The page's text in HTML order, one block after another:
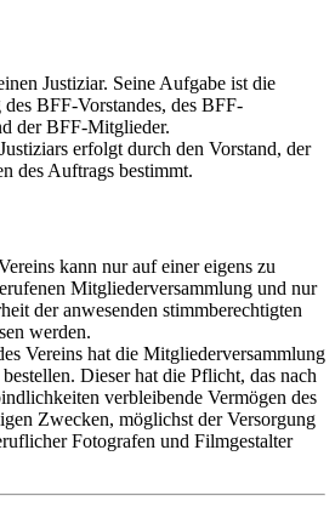
Justiziar. Seine Aufgabe ist die
BFF-Vorstandes, des BFF-
der BFF-Mitglieder.
erfolgt durch den Vorstand, der
des Auftrags bestimmt.
kann nur auf einer eigens zu
Mitgliederversammlung und nur
der anwesenden stimmberechtigten
werden.
Vereins hat die Mitgliederversammlung
Dieser hat die Pflicht, das nach
verbleibende Vermögen des
Zwecken, möglichst der Versorgung
Fotografen und Filmgestalter